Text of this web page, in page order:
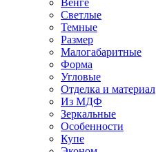
Венге
Светлые
Темные
Размер
Малогабаритные
Форма
Угловые
Отделка и материал
Из МДФ
Зеркальные
Особенности
Купе